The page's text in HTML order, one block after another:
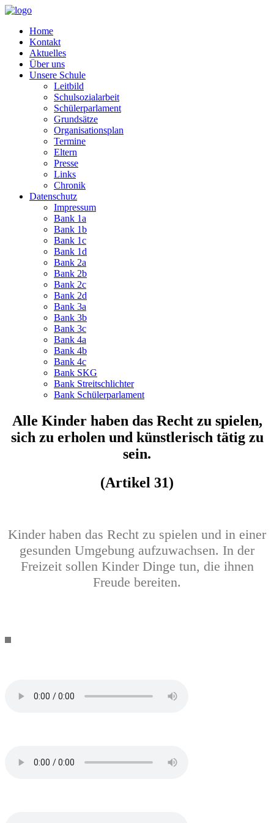
Home
Kontakt
Aktuelles
Über uns
Unsere Schule
Leitbild
Schulsozialarbeit
Schülerparlament
Grundsätze
Organisationsplan
Termine
Eltern
Presse
Links
Chronik
Datenschutz
Impressum
Bank 1a
Bank 1b
Bank 1c
Bank 1d
Bank 2a
Bank 2b
Bank 2c
Bank 2d
Bank 3a
Bank 3b
Bank 3c
Bank 4a
Bank 4b
Bank 4c
Bank SKG
Bank Streitschlichter
Bank Schülerparlament
Alle Kinder haben das Recht zu spielen,
sich zu erholen und künstlerisch tätig zu
sein.
(Artikel 31)
Kinder haben das Recht zu spielen und in einer
gesunden Umgebung aufzuwachsen. In der
Freizeit sollen Kinder Dinge tun, die ihnen
Freude bereiten.